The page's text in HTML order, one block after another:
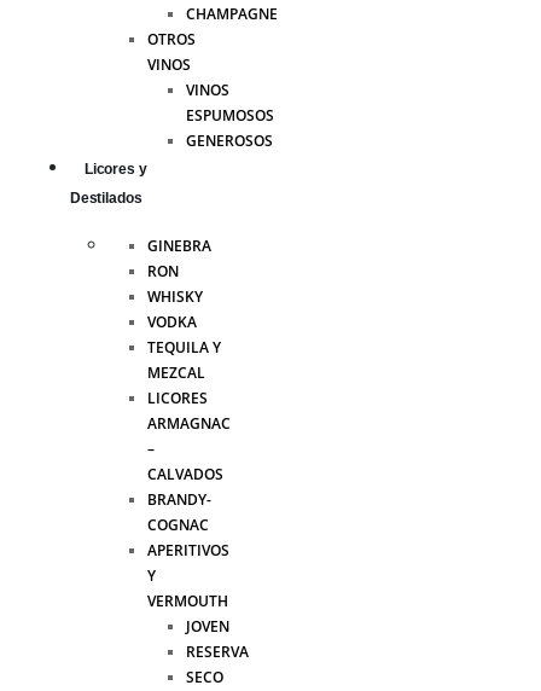
CHAMPAGNE
OTROS
VINOS
VINOS
ESPUMOSOS
GENEROSOS
Licores y
Destilados
GINEBRA
RON
WHISKY
VODKA
TEQUILA Y
MEZCAL
LICORES
ARMAGNAC
–
CALVADOS
BRANDY-
COGNAC
APERITIVOS
Y
VERMOUTH
JOVEN
RESERVA
SECO